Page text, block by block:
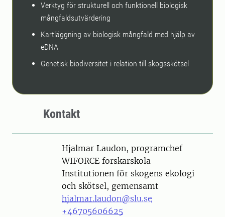
Verktyg för strukturell och funktionell biologisk
mångfaldsutvärdering
Kartläggning av biologisk mångfald med hjälp av
eDNA
Genetisk biodiversitet i relation till skogsskötsel
Kontakt
PersonHjalmar Laudon, programchef
WIFORCE forskarskola
Institutionen för skogens ekologi
och skötsel, gemensamt
hjalmar.laudon@slu.se
+46705606625